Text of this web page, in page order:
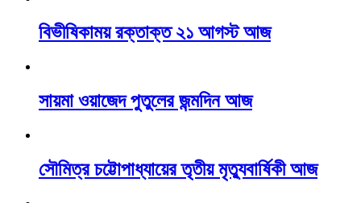
বিভীষিকাময় রক্তাক্ত ২১ আগস্ট আজ
সায়মা ওয়াজেদ পুতুলের জন্মদিন আজ
সৌমিত্র চট্টোপাধ্যায়ের তৃতীয় মৃত্যুবার্ষিকী আজ